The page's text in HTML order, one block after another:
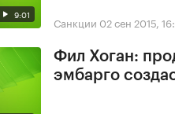
9:01 Санкции 02 сен 2015,
Фил Хоган:
эмбарго